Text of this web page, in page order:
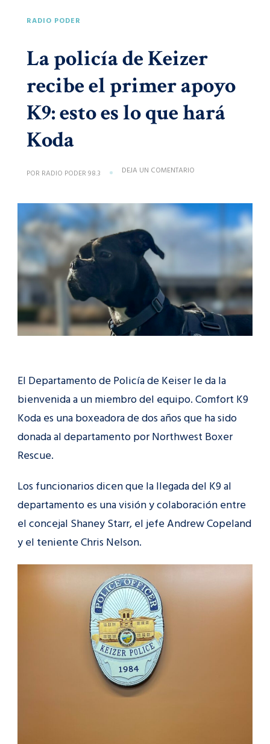
RADIO PODER
La policía de Keizer
recibe el primer apoyo
K9: esto es lo que hará
Koda
POR RADIO PODER 98.3 DEJA UN COMENTARIO
DE
KEIZER
RECIBE
PRIMER
ESTO
ES
QUE
HARÁ
KODA
El Departamento de Policía de Keiser le da la
bienvenida a un miembro del equipo. Comfort K9
Koda es una boxeadora de dos años que ha sido
donada al departamento por Northwest Boxer
Rescue.
Los funcionarios dicen que la llegada del K9 al
departamento es una visión y colaboración entre
el concejal Shaney Starr, el jefe Andrew Copeland
y el teniente Chris Nelson.